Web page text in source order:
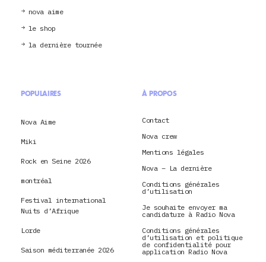
nova aime
le shop
la dernière tournée
POPULAIRES
Nova Aime
Miki
Rock en Seine 2026
montréal
Festival international
Nuits d’Afrique
Lorde
Saison méditerranée 2026
À PROPOS
Contact
Nova crew
Mentions légales
Nova – La dernière
Conditions générales
d’utilisation
Je souhaite envoyer ma
candidature à Radio Nova
Conditions générales
d’utilisation et politique
de confidentialité pour
application Radio Nova